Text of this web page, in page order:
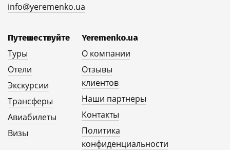
info@yeremenko.ua
Путешествуйте
Туры
Отели
Экскурсии
Трансферы
Авиабилеты
Визы
Yeremenko.ua
О компании
Отзывы
клиентов
Наши партнеры
Контакты
Политика
конфиденциальности